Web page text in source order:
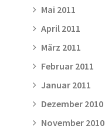
Mai 2011
April 2011
März 2011
Februar 2011
Januar 2011
Dezember 2010
November 2010